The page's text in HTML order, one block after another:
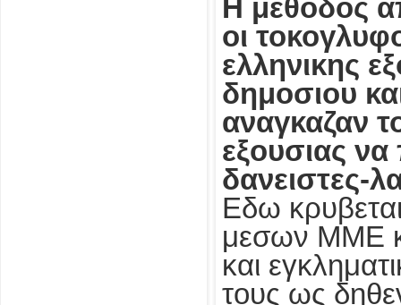
Η μεθοδος
οι
ελληνικης
δημοσιου
αναγκαζαν
εξουσιας
δανειστες-
Εδω
μεσων ΜΜΕ
και
τους ως